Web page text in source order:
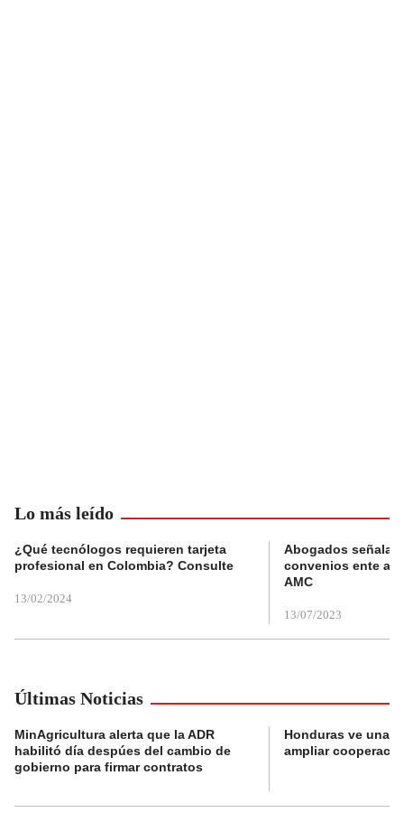
Lo más leído
¿Qué tecnólogos requieren tarjeta
profesional en Colombia? Consulte
13/02/2024
Abogados
convenios ente
AMC
13/07/2023
Últimas Noticias
MinAgricultura alerta que la ADR
habilitó día despúes del cambio de
gobierno para firmar contratos
Honduras ve una
ampliar